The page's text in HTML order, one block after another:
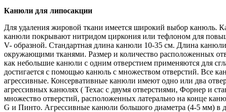
Канюли для липосакции
Для удаления жировой ткани имеется широкий выбор канюль.
канюли покрывают нитридом циркония или тефлоном для
V- образной. Стандартная длина канюли 10-35 см. Длина
окружающими тканями. Размер и количество расположенных
как небольшие канюли с одним отверстием применяются для
достигается с помощью канюль с множеством отверстий. Все
агрессивные. Консервативные канюли имеют одно или два
агрессивных канюлях ( Техас с двумя отверстиями, Форнер и
множество отверстий, расположенных латерально на конце
G и Пинто. Агрессивные канюли большого диаметра (4-5 мм) в